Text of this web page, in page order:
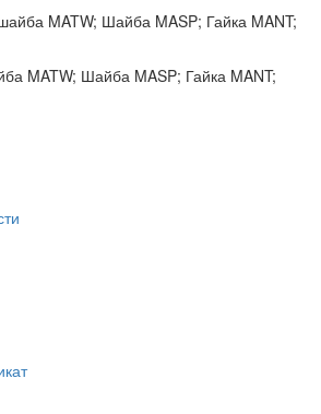
MATW; Шайба MASP; Гайка MANT;
MATW; Шайба MASP; Гайка MANT;